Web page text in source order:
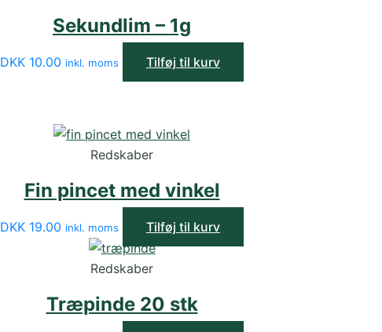
DKK
DKK
Sekundlim – 1g
DKK 10.00 inkl. moms Tilføj til kurv
Redskaber
Fin pincet med vinkel
DKK 19.00 inkl. moms Tilføj til kurv
Redskaber
Træpinde 20 stk